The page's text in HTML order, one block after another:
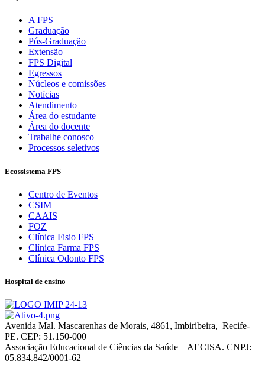
A FPS
Graduação
Pós-Graduação
Extensão
FPS Digital
Egressos
Núcleos e comissões
Notícias
Atendimento
Área do estudante
Área do docente
Trabalhe conosco
Processos seletivos
Ecossistema FPS
Centro de Eventos
CSIM
CAAIS
FOZ
Clínica Fisio FPS
Clínica Farma FPS
Clínica Odonto FPS
Hospital de ensino
Avenida Mal. Mascarenhas de Morais, 4861, Imbiribeira, Recife-
PE. CEP: 51.150-000
Associação Educacional de Ciências da Saúde – AECISA. CNPJ:
05.834.842/0001-62